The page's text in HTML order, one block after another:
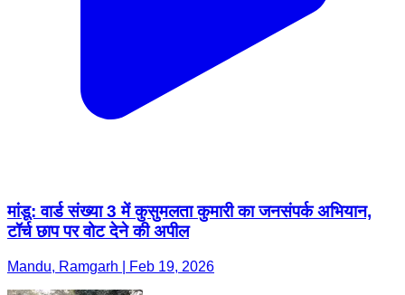
मांडू: वार्ड संख्या 3 में कुसुमलता कुमारी का जनसंपर्क अभियान,
टॉर्च छाप पर वोट देने की अपील
Mandu, Ramgarh | Feb 19, 2026